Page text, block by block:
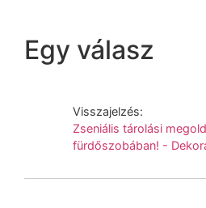
Egy válasz
Visszajelzés:
Zseniális tárolási
fürdőszobában! -